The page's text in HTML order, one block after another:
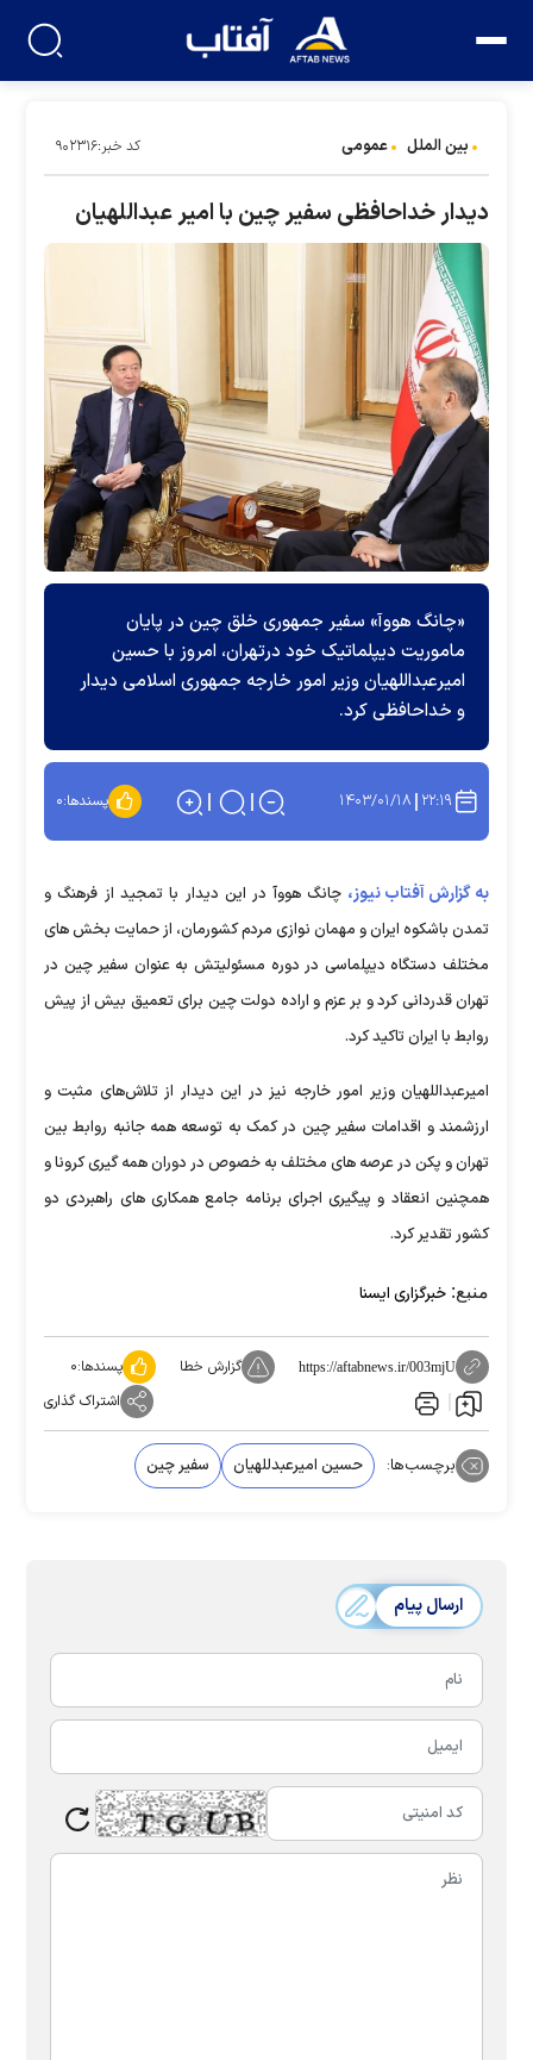
بین الملل عمومی کد خبر:۹۰۲۳۱۶
دیدار خداحافظی سفیر چین با امیر عبداللهیان
«چانگ هووآ» سفیر جمهوری خلق چین در پایان
ماموریت دیپلماتیک خود درتهران، امروز با حسین
امیرعبداللهیان وزیر امور خارجه جمهوری اسلامی دیدار
و خداحافظی کرد.
۲۲:۱۹ ۱۴۰۳/۰۱/۱۸ پسندها:۰
به گزارش آفتاب نیوز، چانگ هووآ در این دیدار با تمجید از فرهنگ و
تمدن باشکوه ایران و مهمان نوازی مردم کشورمان، از حمایت‌ بخش های
مختلف دستگاه دیپلماسی در دوره مسئولیتش به عنوان سفیر چین در
تهران قدردانی کرد و بر عزم و اراده دولت چین برای تعمیق بیش از پیش
روابط با ایران تاکید کرد.
امیرعبداللهیان وزیر امور خارجه نیز در این دیدار از تلاش‌های مثبت و
ارزشمند و اقدامات سفیر چین در کمک به توسعه همه جانبه روابط بین
تهران و پکن در عرصه های مختلف به خصوص در دوران همه گیری کرونا و
همچنین انعقاد و پیگیری اجرای برنامه جامع همکاری های راهبردی دو
کشور تقدیر کرد.
منبع: خبرگزاری ایسنا
https://aftabnews.ir/003mjU گزارش خطا پسندها:۰
اشتراک گذاری
برچسب‌ها: حسین امیرعبدللهیان سفیر چین
ارسال پیام